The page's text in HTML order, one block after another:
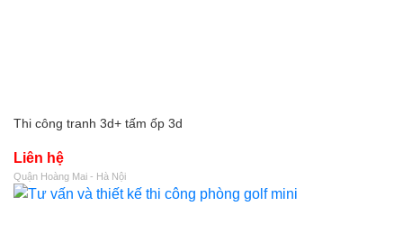
Thi công tranh 3d+ tấm ốp 3d
Liên hệ
Quận Hoàng Mai - Hà Nội